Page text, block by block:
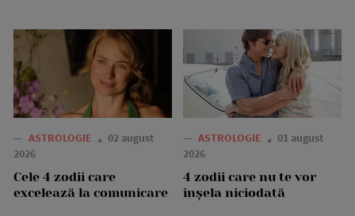
— ASTROLOGIE
02 august
2026
Cele 4 zodii care
excelează la comunicare
— ASTROLOGIE
01 august
2026
4 zodii care nu te vor
înșela niciodată